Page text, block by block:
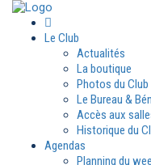
Le Club
Actualités
La boutique
Photos du Club
Le Bureau &
Accès aux
Historique du
Agendas
Planning du